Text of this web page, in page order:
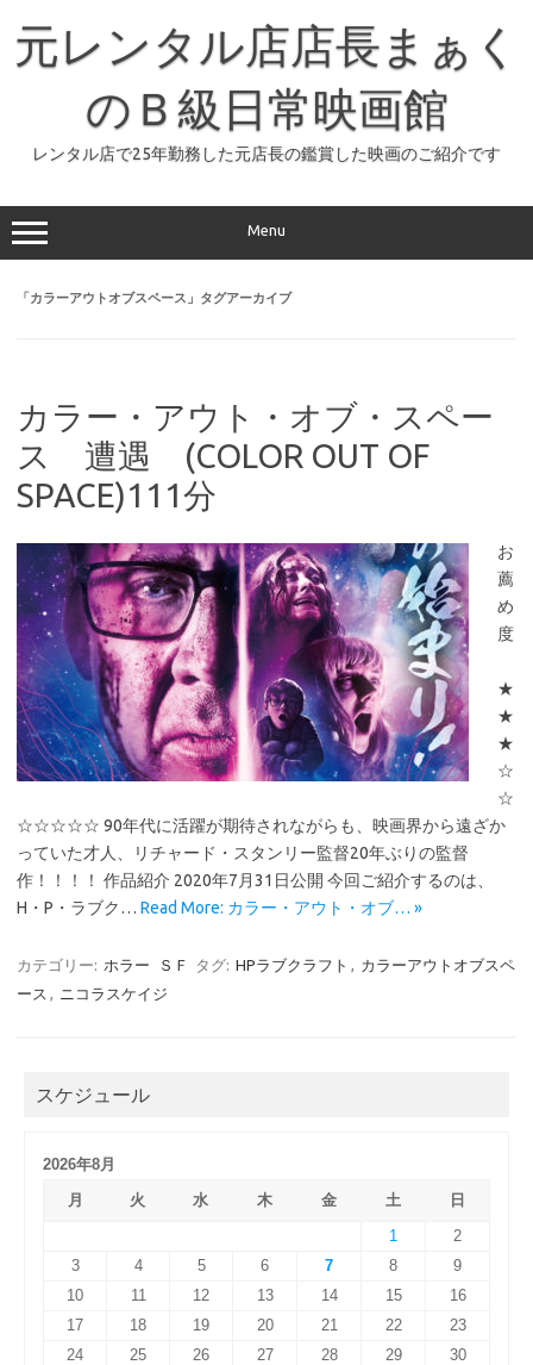
元レンタル店店長まぁく
のＢ級日常映画館
レンタル店で25年勤務した元店長の鑑賞した映画のご紹介です
Menu
「カラーアウトオブスペース 」タグアーカイブ
カラー・アウト・オブ・スペー
ス 遭遇 (COLOR OUT OF
SPACE)111分
お
薦
め
度
★
★
★
☆
☆
☆☆☆☆☆ 90年代に活躍が期待されながらも、映画界から遠ざか
っていた才人、リチャード・スタンリー監督20年ぶりの監督
作！！！！ 作品紹介 2020年7月31日公開 今回ご紹介するのは、
H・P・ラブク… Read More: カラー・アウト・オブ… »
カテゴリー: ホラー ＳＦ タグ: HPラブクラフト , カラーアウトオブスペ
ース , ニコラスケイジ
スケジュール
2026年8月
月
火 水 木 金 土
日
1
2
3
4 5 6 7 8
9
10
11 12 13 14 15
16
17
18 19 20 21 22
23
24
25 26 27 28 29
30